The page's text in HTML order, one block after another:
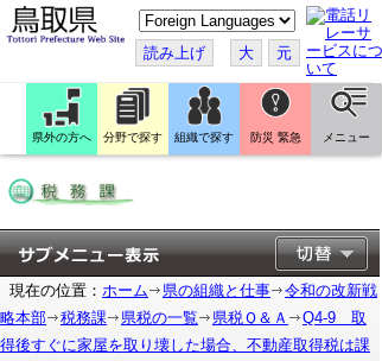
こ
の
ペ
ー
ジ
を
翻
訳
す
読み上げ 大 元
県外の方へ 分野で探す 組織で探す 防災 緊急 メニュー
現在の位置： ホーム 県の組織と仕事
令和の改新戦
略本部
税務課 県税の一覧 県税Ｑ＆Ａ
Q4-9 取
得後すぐに家屋を取り壊した場合、不動産取得税は課